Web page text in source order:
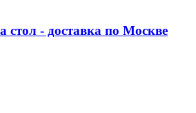
стол - доставка по Москве